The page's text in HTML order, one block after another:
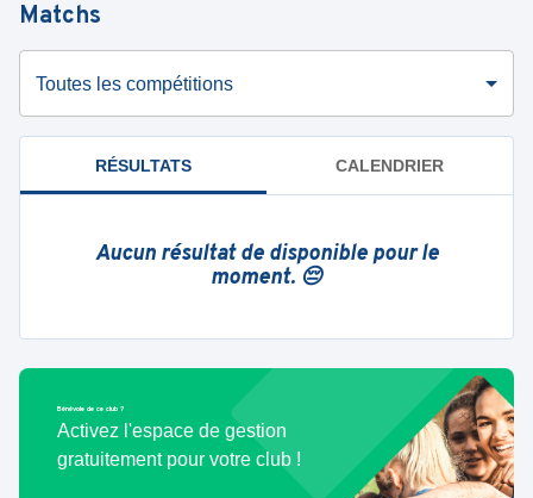
Matchs
Toutes les compétitions
RÉSULTATS CALENDRIER
Aucun résultat de disponible pour le
moment. 😔
Bénévole de ce club ?
Activez l'espace de gestion
gratuitement pour votre club !